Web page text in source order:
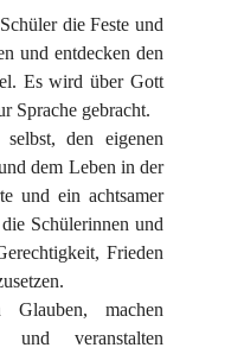
die Feste und
und entdecken den
Es wird über Gott
Sprache gebracht.
den eigenen
dem Leben in der
und ein achtsamer
Schülerinnen und
Frieden
machen
und veranstalten